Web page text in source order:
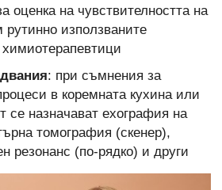
оценка на чувствителността на
рутинно използваните
: при съмнения за
в коремната кухина или
се назначават ехография на
томография (скенер),
резонанс (по-рядко) и други